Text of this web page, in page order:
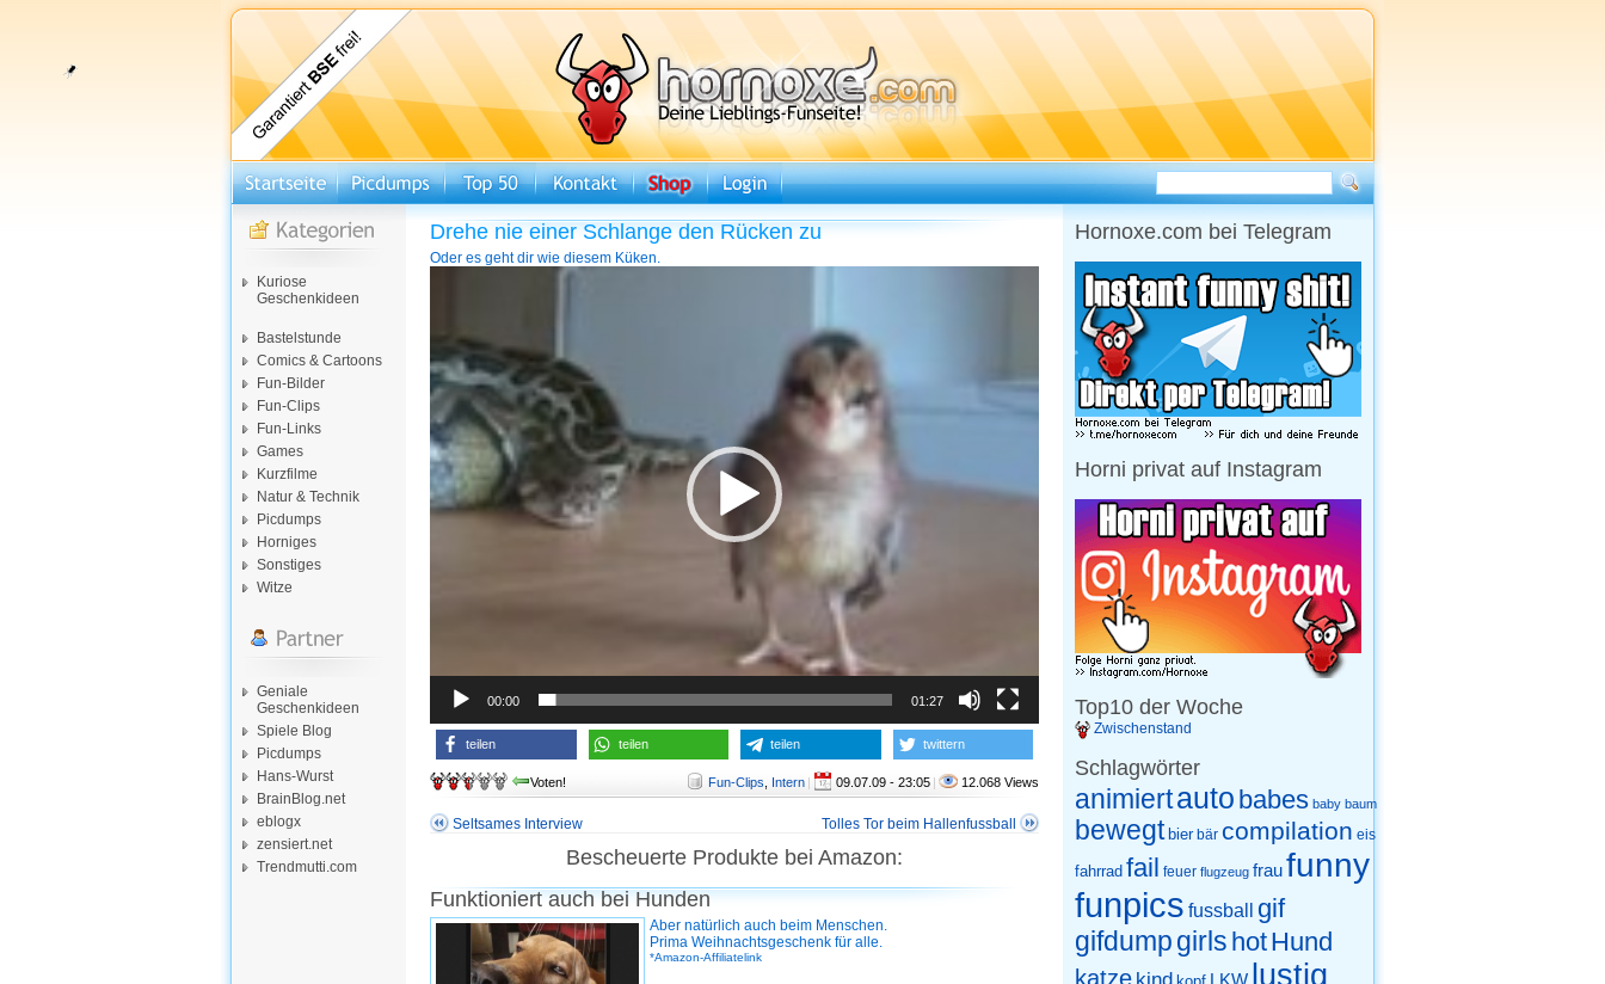
Kuriose
Geschenkideen
Bastelstunde
Comics & Cartoons
Fun-Bilder
Fun-Clips
Fun-Links
Games
Kurzfilme
Natur & Technik
Picdumps
Horniges
Sonstiges
Witze
Geniale
Geschenkideen
Spiele Blog
Picdumps
Hans-Wurst
BrainBlog.net
eblogx
zensiert.net
Trendmutti.com
Drehe nie einer Schlange den Rücken zu
Oder es geht dir wie diesem Küken.
00:00 01:27
teilen teilen teilen twittern
Voten! Fun-Clips Intern | 09.07.09 - 23:05 | 12.068 Views
Seltsames Interview Tolles Tor beim Hallenfussball
Bescheuerte Produkte bei Amazon:
Funktioniert auch bei Hunden
Aber natürlich auch beim Menschen.
Prima Weihnachtsgeschenk für alle.
*Amazon-Affiliatelink
Hornoxe.com bei Telegram
Horni privat auf Instagram
Top10 der Woche
Zwischenstand
Schlagwörter
animiertauto babes baby baum
bewegt bier bär compilation eis
fahrrad fail feuer flugzeug fraufunny
funpics fussball gif
gifdump girls hotHund
katze kind LKW lustig